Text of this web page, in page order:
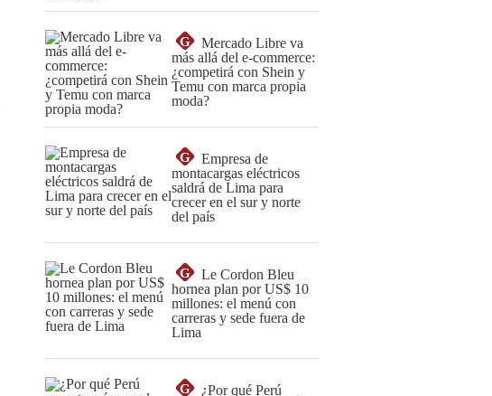
G
Mercado Libre va
más allá del e-commerce:
¿competirá con Shein y
Temu con marca propia
moda?
G
Empresa de
montacargas eléctricos
saldrá de Lima para
crecer en el sur y norte
del país
G
Le Cordon Bleu
hornea plan por US$ 10
millones: el menú con
carreras y sede fuera de
Lima
G
¿Por qué Perú